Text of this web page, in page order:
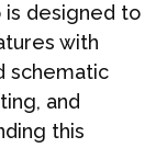
is designed to
with
schematic
and
this